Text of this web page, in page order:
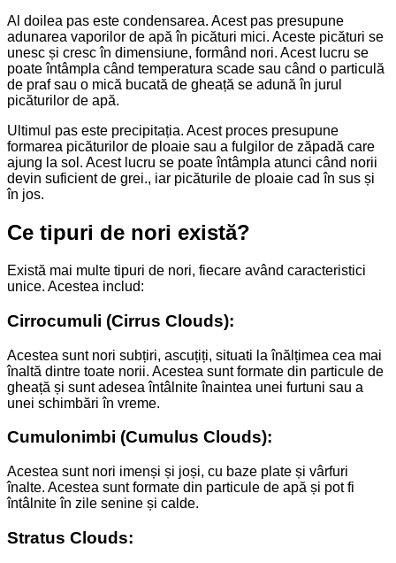
Al doilea pas este condensarea. Acest pas presupune
adunarea vaporilor de apă în picături mici. Aceste picături se
unesc și cresc în dimensiune, formând nori. Acest lucru se
poate întâmpla când temperatura scade sau când o particulă
de praf sau o mică bucată de gheață se adună în jurul
picăturilor de apă.
Ultimul pas este precipitația. Acest proces presupune
formarea picăturilor de ploaie sau a fulgilor de zăpadă care
ajung la sol. Acest lucru se poate întâmpla atunci când norii
devin suficient de grei., iar picăturile de ploaie cad în sus și
în jos.
Ce tipuri de nori există?
Există mai multe tipuri de nori, fiecare având caracteristici
unice. Acestea includ:
Cirrocumuli (Cirrus Clouds):
Acestea sunt nori subțiri, ascuțiți, situati la înălțimea cea mai
înaltă dintre toate norii. Acestea sunt formate din particule de
gheață și sunt adesea întâlnite înaintea unei furtuni sau a
unei schimbări în vreme.
Cumulonimbi (Cumulus Clouds):
Acestea sunt nori imenși și joși, cu baze plate și vârfuri
înalte. Acestea sunt formate din particule de apă și pot fi
întâlnite în zile senine și calde.
Stratus Clouds: